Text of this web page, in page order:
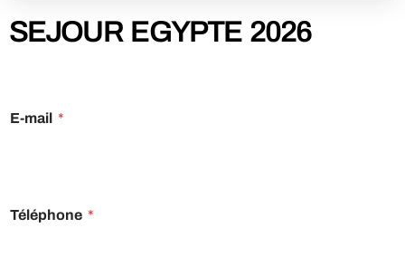
SEJOUR EGYPTE 2026
E-mail*
Téléphone*